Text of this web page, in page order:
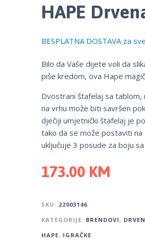
HAPE
BESPLATNA DOSTAVA za
Bilo da Vaše dijete voli da
piše kredom, ova Hape
Dvostrani štafelaj sa
na vrhu može biti savršen
dječiji umjetnički štafelaj je
tako da se može postaviti na
uključuje 3 posude za boju
173.00 KM
SKU: 22003146
KATEGORIJE: BRENDOVI,
HAPE, IGRAČKE